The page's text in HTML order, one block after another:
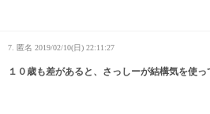
7. 匿名 2019/02/10(日) 22:11:27
１０歳も差があると、さっしーが結構気を使